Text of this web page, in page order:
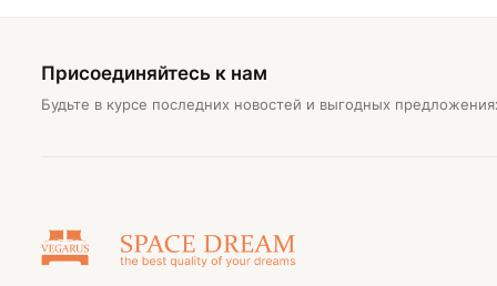
Присоединяйтесь к нам
Будьте в курсе последних новостей и выгодных